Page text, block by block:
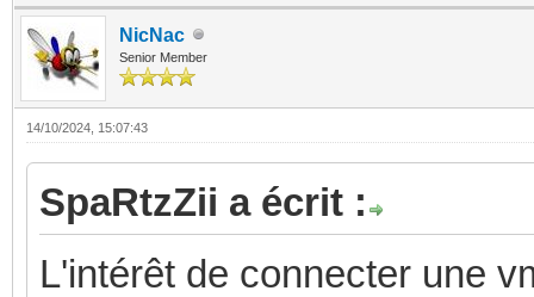
NicNac
Senior Member
14/10/2024, 15:07:43
SpaRtzZii a écrit :
L'intérêt de connecter une